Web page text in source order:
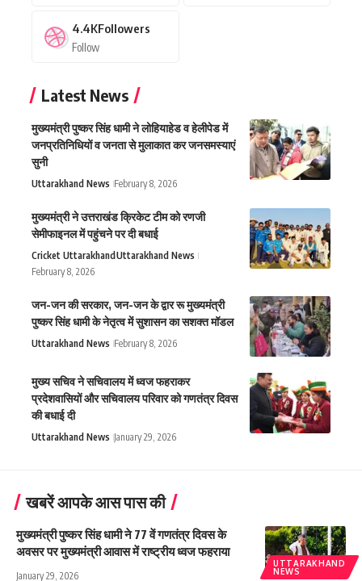
4.4KFollowers
Follow
Latest News
मुख्यमंत्री पुष्कर सिंह धामी ने लोहियाहेड व हेलीपेड में
जनप्रतिनिधियों व जनता से मुलाकात कर जनसमस्याएं
सुनी
Uttarakhand News February 8, 2026
मुख्यमंत्री ने उत्तराखंड क्रिकेट टीम को रणजी
सेमीफाइनल में पहुंचने पर दी बधाई
Cricket UttarakhandUttarakhand News
February 8, 2026
जन-जन की सरकार, जन-जन के द्वार रू मुख्यमंत्री
पुष्कर सिंह धामी के नेतृत्व में सुशासन का सशक्त मॉडल
Uttarakhand News February 8, 2026
मुख्य सचिव ने सचिवालय में ध्वज फहराकर
प्रदेशवासियों और सचिवालय परिवार को गणतंत्र दिवस
की बधाई दी
Uttarakhand News January 29, 2026
खबरें आपके आस पास की
UTTARAKHAND
NEWS
मुख्यमंत्री पुष्कर सिंह धामी ने 77 वें गणतंत्र दिवस के
अवसर पर मुख्यमंत्री आवास में राष्ट्रीय ध्वज फहराया
January 29, 2026